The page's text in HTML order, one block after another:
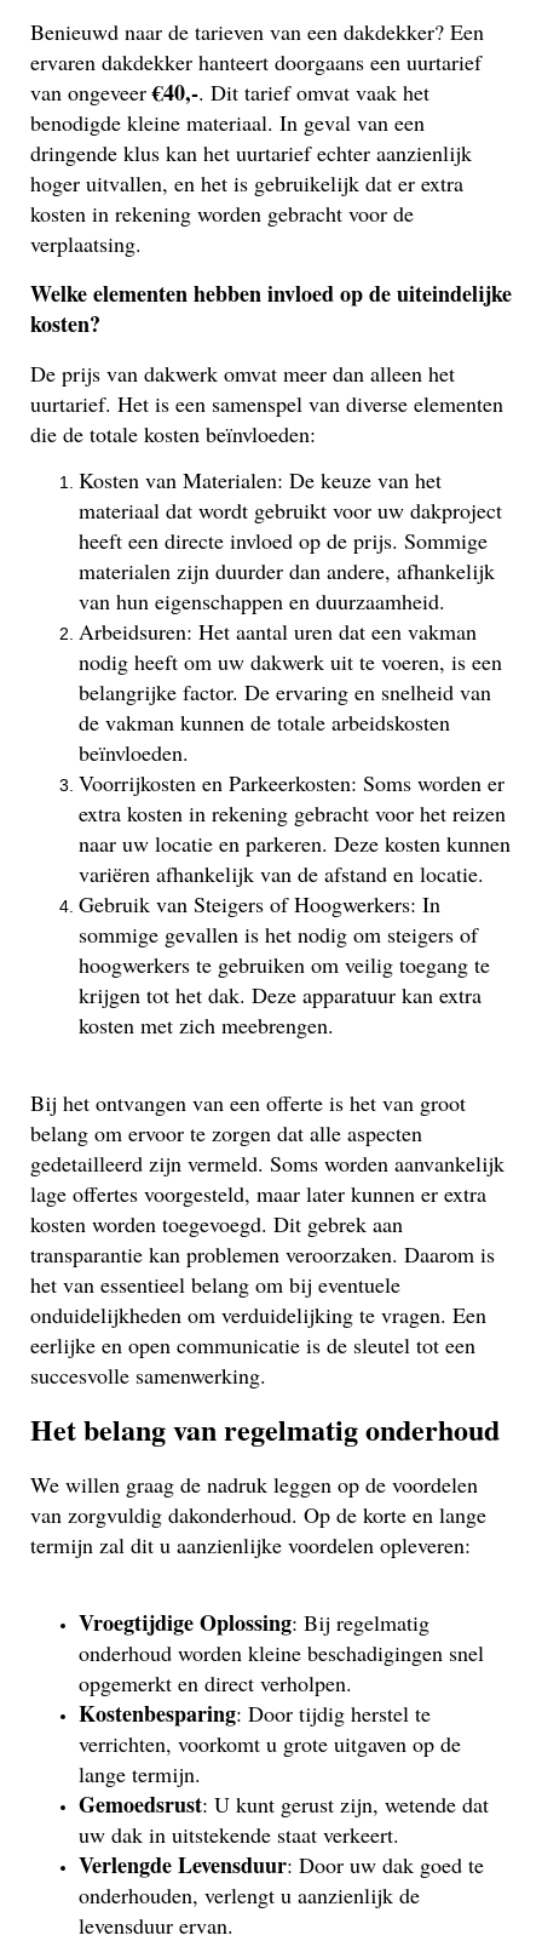
Benieuwd naar de tarieven van een dakdekker? Een
ervaren dakdekker hanteert doorgaans een uurtarief
van ongeveer€40,-. Dit tarief omvat vaak het
benodigde kleine materiaal. In geval van een
dringende klus kan het uurtarief echter aanzienlijk
hoger uitvallen, en het is gebruikelijk dat er extra
kosten in rekening worden gebracht voor de
verplaatsing.
Welke elementen hebben invloed op de uiteindelijke
kosten?
De prijs van dakwerk omvat meer dan alleen het
uurtarief. Het is een samenspel van diverse elementen
die de totale kosten beïnvloeden:
Kosten van Materialen: De keuze van het
materiaal dat wordt gebruikt voor uw dakproject
heeft een directe invloed op de prijs. Sommige
materialen zijn duurder dan andere, afhankelijk
van hun eigenschappen en duurzaamheid.
Arbeidsuren: Het aantal uren dat een vakman
nodig heeft om uw dakwerk uit te voeren, is een
belangrijke factor. De ervaring en snelheid van
de vakman kunnen de totale arbeidskosten
beïnvloeden.
Voorrijkosten en Parkeerkosten: Soms worden er
extra kosten in rekening gebracht voor het reizen
naar uw locatie en parkeren. Deze kosten kunnen
variëren afhankelijk van de afstand en locatie.
Gebruik van Steigers of Hoogwerkers: In
sommige gevallen is het nodig om steigers of
hoogwerkers te gebruiken om veilig toegang te
krijgen tot het dak. Deze apparatuur kan extra
kosten met zich meebrengen.
Bij het ontvangen van een offerte is het van groot
belang om ervoor te zorgen dat alle aspecten
gedetailleerd zijn vermeld. Soms worden aanvankelijk
lage offertes voorgesteld, maar later kunnen er extra
kosten worden toegevoegd. Dit gebrek aan
transparantie kan problemen veroorzaken. Daarom is
het van essentieel belang om bij eventuele
onduidelijkheden om verduidelijking te vragen. Een
eerlijke en open communicatie is de sleutel tot een
succesvolle samenwerking.
Het belang van regelmatig onderhoud
We willen graag de nadruk leggen op de voordelen
van zorgvuldig dakonderhoud. Op de korte en lange
termijn zal dit u aanzienlijke voordelen opleveren:
Vroegtijdige Oplossing: Bij regelmatig
onderhoud worden kleine beschadigingen snel
opgemerkt en direct verholpen.
Kostenbesparing: Door tijdig herstel te
verrichten, voorkomt u grote uitgaven op de
lange termijn.
Gemoedsrust: U kunt gerust zijn, wetende dat
uw dak in uitstekende staat verkeert.
Verlengde Levensduur: Door uw dak goed te
onderhouden, verlengt u aanzienlijk de
levensduur ervan.